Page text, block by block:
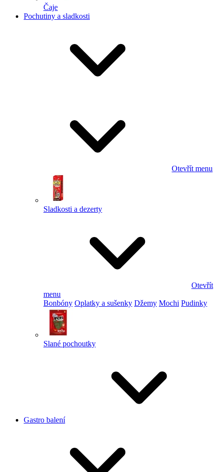
Čaje
Pochutiny a sladkosti
Otevřít menu
Sladkosti a dezerty
Otevřít
menu
Bonbóny Oplatky a sušenky Džemy Mochi Pudinky
Slané pochoutky
Gastro balení